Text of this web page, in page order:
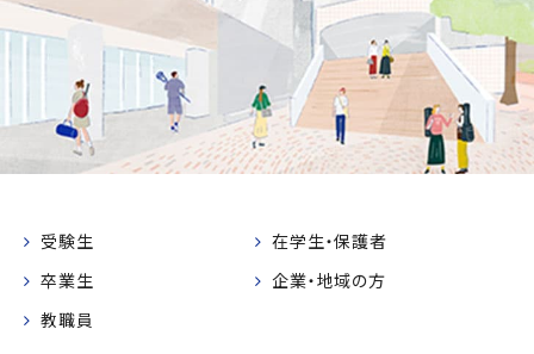
受験生
在学生・保護者
卒業生
企業・地域の方
教職員